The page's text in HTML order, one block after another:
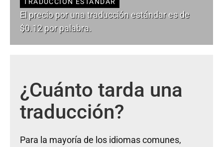
El precio por una traducción estándar es de
$0.12 por palabra.
¿Cuánto tarda una
traducción?
Para la mayoría de los idiomas comunes,